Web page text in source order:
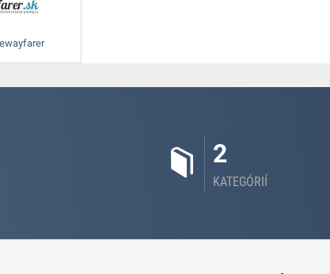
2
KATEGÓRIÍ